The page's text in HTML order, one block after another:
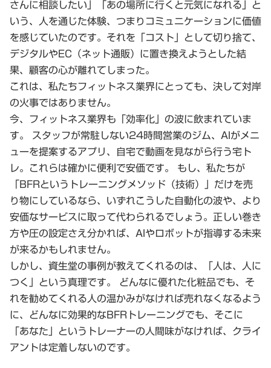
さんに相談したい」「あの場所に行くと元気になれる」と
いう、人を通じた体験、つまりコミュニケーションに価値
を感じていたのです。それを「コスト」として切り捨て、
デジタルやEC（ネット通販）に置き換えようとした結
果、顧客の心が離れてしまった。
これは、私たちフィットネス業界にとっても、決して対岸
の火事ではありません。
今、フィットネス業界も「効率化」の波に飲まれていま
す。 スタッフが常駐しない24時間営業のジム、AIがメニ
ューを提案するアプリ、自宅で動画を見ながら行う宅ト
レ。これらは確かに便利で安価です。 もし、私たちが
「BFRというトレーニングメソッド（技術）」だけを売
り物にしているなら、いずれこうした自動化の波や、より
安価なサービスに取って代わられるでしょう。正しい巻き
方や圧の設定さえ分かれば、AIやロボットが指導する未来
が来るかもしれません。
しかし、資生堂の事例が教えてくれるのは、「人は、人に
つく」という真理です。 どんなに優れた化粧品でも、そ
れを勧めてくれる人の温かみがなければ売れなくなるよう
に、どんなに効果的なBFRトレーニングでも、そこに
「あなた」というトレーナーの人間味がなければ、クライ
アントは定着しないのです。